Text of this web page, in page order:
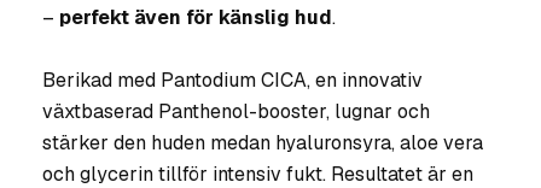
– perfekt även för känslig hud.
Berikad med Pantodium CICA, en innovativ
växtbaserad Panthenol-booster, lugnar och
stärker den huden medan hyaluronsyra, aloe vera
och glycerin tillför intensiv fukt. Resultatet är en